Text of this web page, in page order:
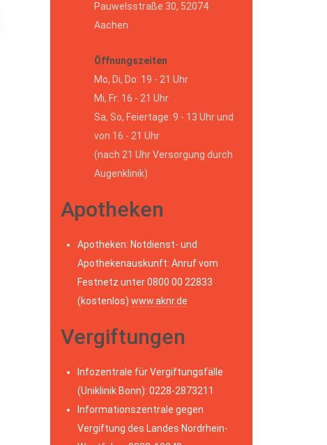
Pauwelsstraße 30, 52074
Aachen
Öffnungszeiten
Mo, Di, Do: 19 - 21 Uhr
Mi, Fr: 16 - 21 Uhr
Sa, So, Feiertage: 9 - 13 Uhr und
von 16 - 21 Uhr
(nach 21 Uhr Versorgung durch
Augenklinik)
Apotheken
Apotheken: Notdienst- und
Apothekenauskunft: Anruf vom
Festnetz unter 0800 00 22833
(kostenlos) www.aknr.de
Vergiftungen
Infozentrale für Vergiftungsfälle
(Uniklinik Bonn): 0228-2873211
Informationszentrale gegen
Vergiftung des Landes Nordrhein-